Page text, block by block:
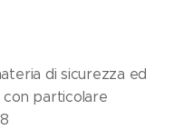
di sicurezza ed
con particolare